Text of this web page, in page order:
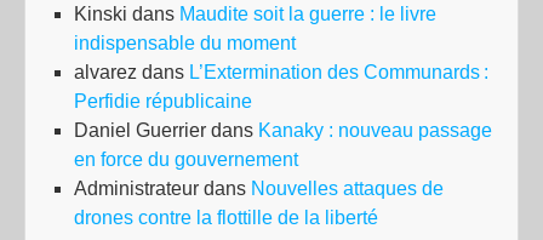
Kinski dans Maudite soit la guerre : le livre
indispensable du moment
alvarez dans L’Extermination des Communards :
Perfidie républicaine
Daniel Guerrier dans Kanaky : nouveau passage
en force du gouvernement
Administrateur dans Nouvelles attaques de
drones contre la flottille de la liberté